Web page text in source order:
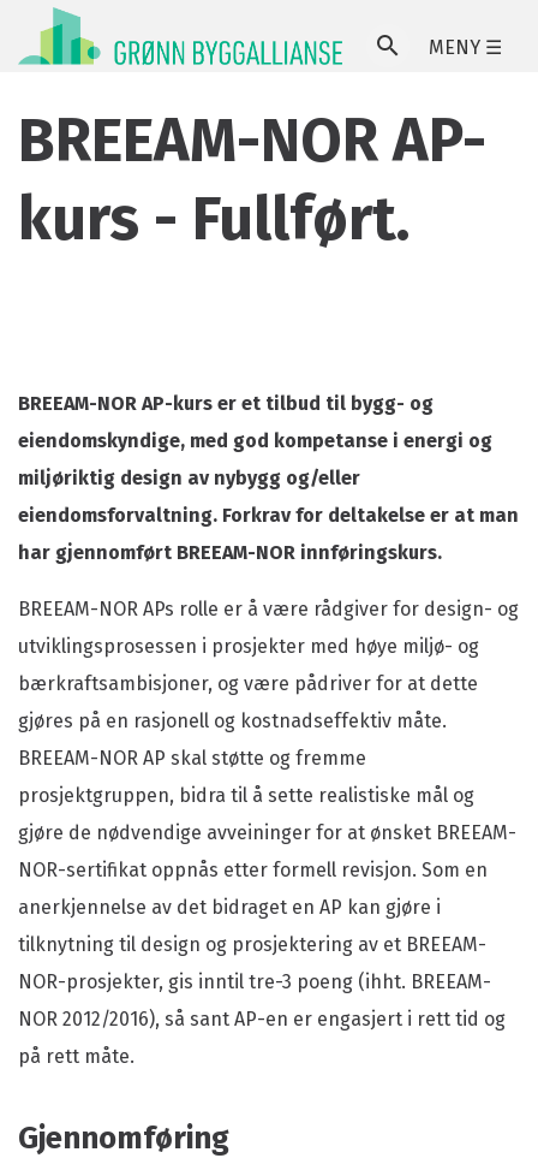
MENY ☰
BREEAM-NOR AP-
kurs - Fullført.
BREEAM-NOR AP-kurs er et tilbud til bygg- og
eiendomskyndige, med god kompetanse i energi og
miljøriktig design av nybygg og/eller
eiendomsforvaltning. Forkrav for deltakelse er at man
har gjennomført BREEAM-NOR innføringskurs.
BREEAM-NOR APs rolle er å være rådgiver for design- og
utviklingsprosessen i prosjekter med høye miljø- og
bærkraftsambisjoner, og være pådriver for at dette
gjøres på en rasjonell og kostnadseffektiv måte.
BREEAM-NOR AP skal støtte og fremme
prosjektgruppen, bidra til å sette realistiske mål og
gjøre de nødvendige avveininger for at ønsket BREEAM-
NOR-sertifikat oppnås etter formell revisjon. Som en
anerkjennelse av det bidraget en AP kan gjøre i
tilknytning til design og prosjektering av et BREEAM-
NOR-prosjekter, gis inntil tre-3 poeng (ihht. BREEAM-
NOR 2012/2016), så sant AP-en er engasjert i rett tid og
på rett måte.
Gjennomføring